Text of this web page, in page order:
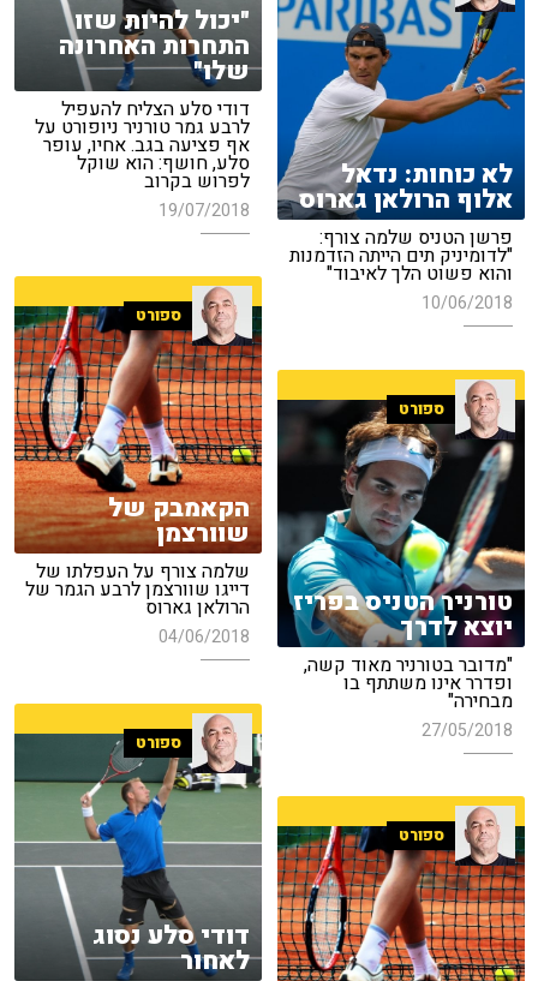
"יכול להיות שזו
התחרות האחרונה
שלו"
דודי סלע הצליח להעפיל
לרבע גמר טורניר ניופורט על
אף פציעה בגב. אחיו, עופר
סלע, חושף: הוא שוקל
לפרוש בקרוב
19/07/2018
לא כוחות: נדאל
אלוף הרולאן גארוס
פרשן הטניס שלמה צורף:
"לדומיניק תים הייתה הזדמנות
והוא פשוט הלך לאיבוד"
10/06/2018
ספורט
הקאמבק של
שוורצמן
שלמה צורף על העפלתו של
דייגו שוורצמן לרבע הגמר של
הרולאן גארוס
04/06/2018
ספורט
טורניר הטניס בפריז
יוצא לדרך
"מדובר בטורניר מאוד קשה,
ופדרר אינו משתתף בו
מבחירה"
27/05/2018
ספורט
דודי סלע נסוג
לאחור
ספורט